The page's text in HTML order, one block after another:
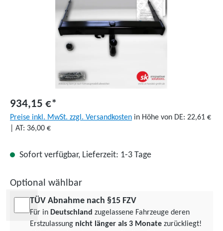
934,15 €*
Preise inkl. MwSt. zzgl. Versandkosten in Höhe von DE: 22,61 €
| AT: 36,00 €
Sofort verfügbar, Lieferzeit: 1-3 Tage
Optional wählbar
TÜV Abnahme nach §15 FZV
Für in Deutschland zugelassene Fahrzeuge deren
Erstzulassung nicht länger als 3 Monate zurückliegt!